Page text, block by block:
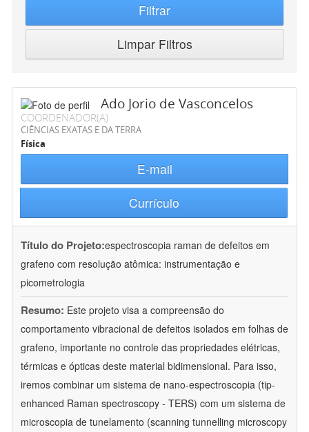
Filtrar
Limpar Filtros
Ado Jorio de Vasconcelos
COORDENADOR(A)
CIÊNCIAS EXATAS E DA TERRA
Física
E-mail
Currículo
Título do Projeto:espectroscopia raman de defeitos em
grafeno com resolução atômica: instrumentação e
picometrologia
Resumo: Este projeto visa a compreensão do
comportamento vibracional de defeitos isolados em folhas de
grafeno, importante no controle das propriedades elétricas,
térmicas e ópticas deste material bidimensional. Para isso,
iremos combinar um sistema de nano-espectroscopia (tip-
enhanced Raman spectroscopy - TERS) com um sistema de
microscopia de tunelamento (scanning tunnelling microscopy